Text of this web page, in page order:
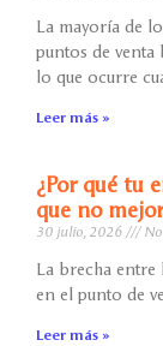
La mayoría de
puntos de venta
lo que ocurre
Leer más »
¿Por qué tu
que no
30 julio, 2026 No
La brecha entre
en el punto de
Leer más »